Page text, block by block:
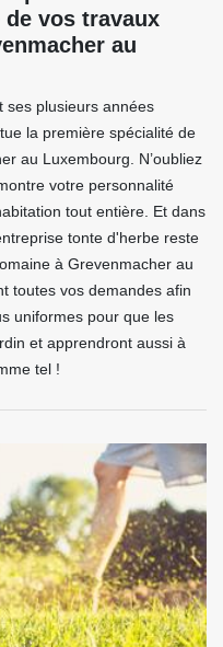
vos travaux
au
ses plusieurs années
la première spécialité de
au Luxembourg. N’oubliez
votre personnalité
tout entière. Et dans
tonte d'herbe reste
à Grevenmacher au
toutes vos demandes afin
uniformes pour que les
et apprendront aussi à
tel !